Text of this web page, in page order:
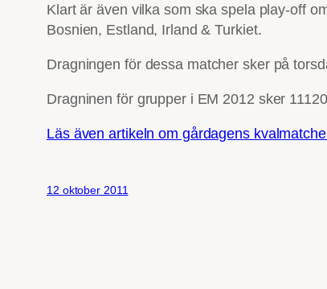
Klart är även vilka som ska spela play-off
Bosnien, Estland, Irland & Turkiet.
Dragningen för dessa matcher sker på
Dragninen för grupper i EM 2012 sker
Läs även artikeln om gårdagens
12 oktober 2011